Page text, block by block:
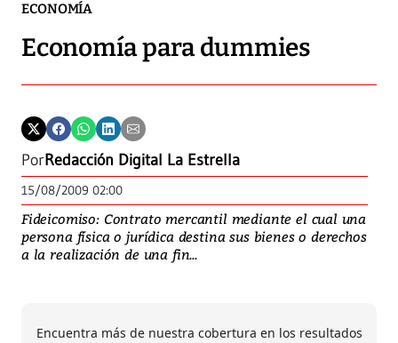
ECONOMÍA
Economía para dummies
PorRedacción Digital La Estrella
15/08/2009 02:00
Fideicomiso: Contrato mercantil mediante el cual una
persona física o jurídica destina sus bienes o derechos
a la realización de una fin...
Encuentra más de nuestra cobertura en los resultados